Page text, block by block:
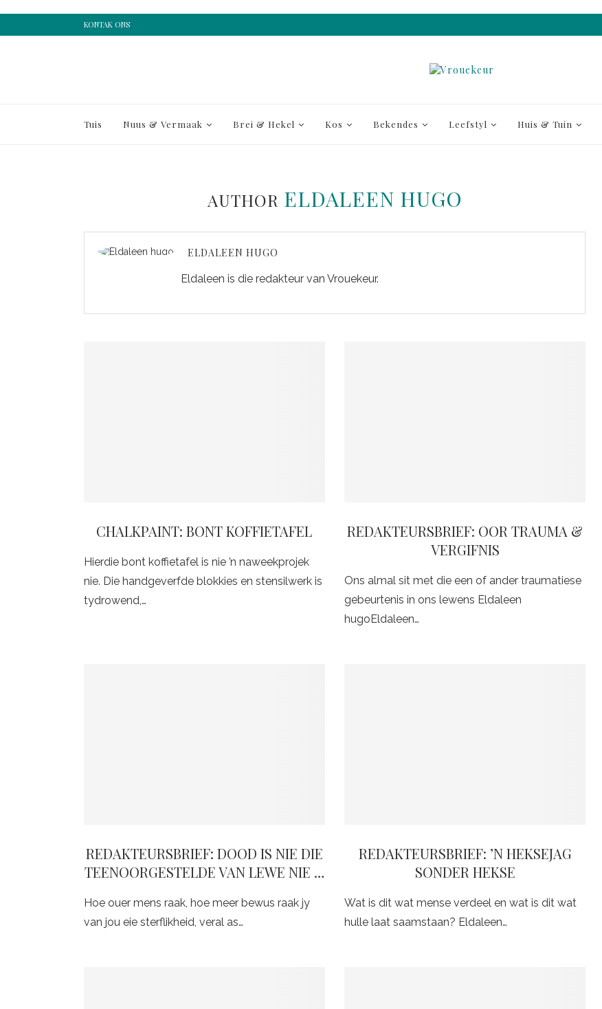
KONTAK ONS
Tuis Nuus & Vermaak Brei & Hekel Kos Bekendes Leefstyl Huis & Tuin
AUTHOR ELDALEEN HUGO
ELDALEEN HUGO
Eldaleen is die redakteur van Vrouekeur.
CHALKPAINT: BONT KOFFIETAFEL
Hierdie bont koffietafel is nie ’n naweekprojek
nie. Die handgeverfde blokkies en stensilwerk is
tydrowend,…
REDAKTEURSBRIEF: OOR TRAUMA &
VERGIFNIS
Ons almal sit met die een of ander traumatiese
gebeurtenis in ons lewens Eldaleen
hugoEldaleen…
REDAKTEURSBRIEF: DOOD IS NIE DIE
TEENOORGESTELDE VAN LEWE NIE …
Hoe ouer mens raak, hoe meer bewus raak jy
van jou eie sterflikheid, veral as…
REDAKTEURSBRIEF: ’N HEKSEJAG
SONDER HEKSE
Wat is dit wat mense verdeel en wat is dit wat
hulle laat saamstaan? Eldaleen…